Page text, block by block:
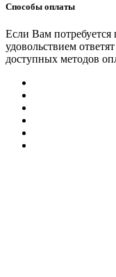
Способы оплаты
Если Вам
удовольствием
доступных методов